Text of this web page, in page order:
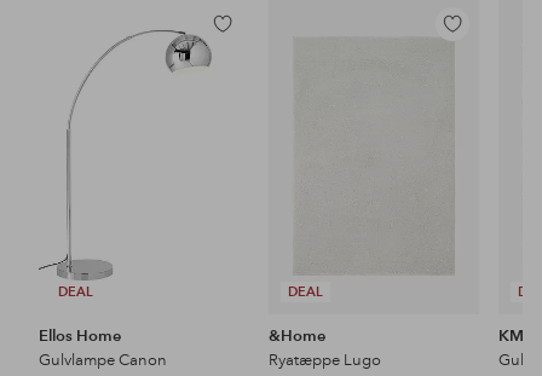
DEAL
Tilføj
til
Ellos Home
Gulvlampe Canon
DEAL
Tilføj
&Home
Ryatæppe Lugo
KM